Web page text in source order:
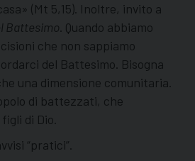
(Mt 5,15). Inoltre, invito a
Battesimo . Quando abbiamo
che non sappiamo
del Battesimo. Bisogna
una dimensione comunitaria.
di battezzati, che
di Dio.
“pratici”.